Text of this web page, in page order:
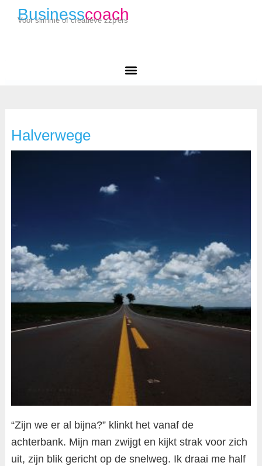
Businesscoach
Voor slimme of creatieve zzp'ers
Halverwege
“Zijn we er al bijna?” klinkt het vanaf de
achterbank. Mijn man zwijgt en kijkt strak voor zich
uit, zijn blik gericht op de snelweg. Ik draai me half